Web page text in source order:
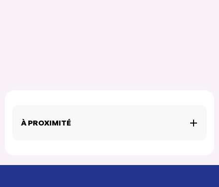
À PROXIMITÉ